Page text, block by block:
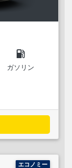
local_gas_station
ガソリン
エコノミー